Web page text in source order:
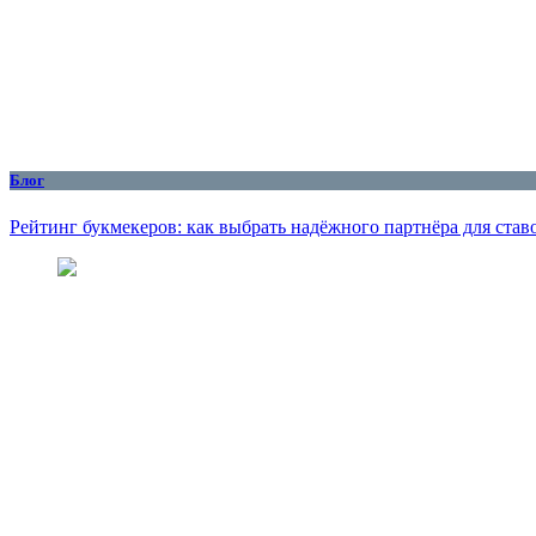
Блог
Рейтинг букмекеров: как выбрать надёжного партнёра для